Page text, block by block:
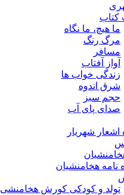
ما هیچ، ما نگاه
مرگ رنگ
مسافر
آواز آفتاب
زندگی خواب ها
شرق اندوه
حجم سبز
صدای پای آب
اشعار شهریار
نامه هخامنشیان
تولد و کودکی کورش هخامنشی